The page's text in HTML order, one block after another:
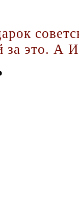
за это. А